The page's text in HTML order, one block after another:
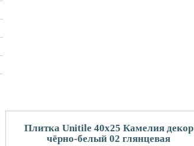
Плитка Unitile 40x25 Камелия декор
чёрно-белый 02 глянцевая